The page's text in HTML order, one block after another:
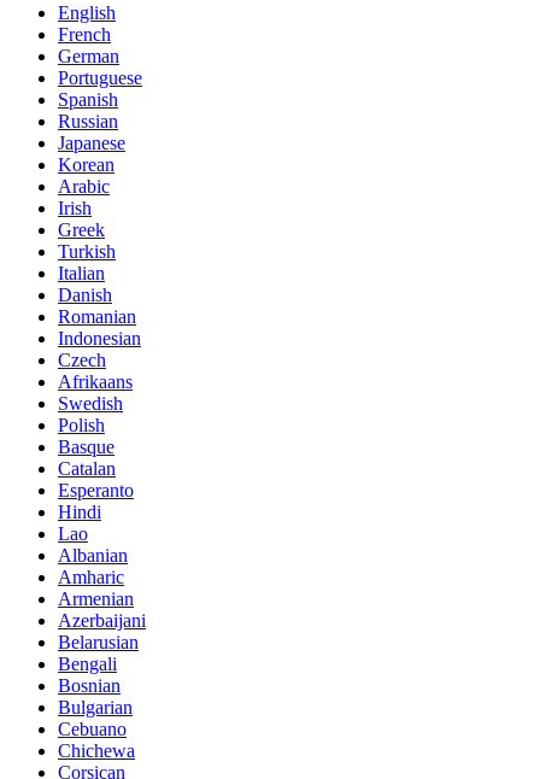
English
French
German
Portuguese
Spanish
Russian
Japanese
Korean
Arabic
Irish
Greek
Turkish
Italian
Danish
Romanian
Indonesian
Czech
Afrikaans
Swedish
Polish
Basque
Catalan
Esperanto
Hindi
Lao
Albanian
Amharic
Armenian
Azerbaijani
Belarusian
Bengali
Bosnian
Bulgarian
Cebuano
Chichewa
Corsican